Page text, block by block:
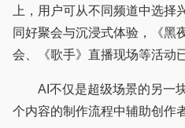
上，用户可从不同频道中选
同好聚会与沉浸式体验，《黑
会、《歌手》直播现场等活动
AI不仅是超级场景的另一块
个内容的制作流程中辅助创作者